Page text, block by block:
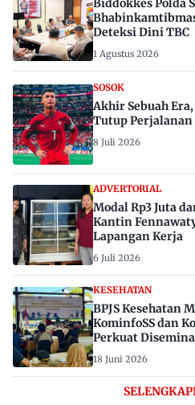
Biddokkes Polda
Deteksi Dini TBC
1 Agustus 2026
SOSOK
Akhir Sebuah
Tutup Perjalanan
8 Juli 2026
ADVERTORIAL
Modal Rp3 Juta
Kantin
Lapangan Kerja
6 Juli 2026
KESEHATAN
BPJS Kesehatan
KominfoSS dan
Perkuat
18 Juni 2026